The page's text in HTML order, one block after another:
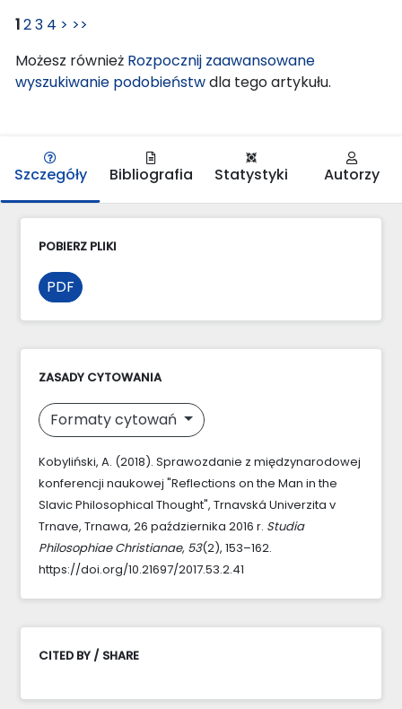
123 4 > >>
Możesz również Rozpocznij zaawansowane
wyszukiwanie podobieństwdla tego artykułu.
Szczegóły Bibliografia Statystyki Autorzy
POBIERZ PLIKI
PDF
ZASADY CYTOWANIA
Formaty cytowań
Kobyliński, A. (2018). Sprawozdanie z międzynarodowej
konferencji naukowej "Reflections on the Man in the
Slavic Philosophical Thought", Trnavská Univerzita v
Trnave, Trnawa, 26 października 2016 r. Studia
Philosophiae Christianae, 53(2), 153–162.
https://doi.org/10.21697/2017.53.2.41
CITED BY / SHARE